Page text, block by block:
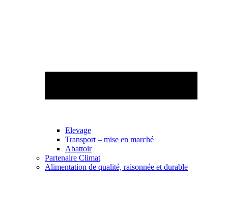
Elevage
Transport – mise en marché
Abattoir
Partenaire Climat
Alimentation de qualité, raisonnée et durable